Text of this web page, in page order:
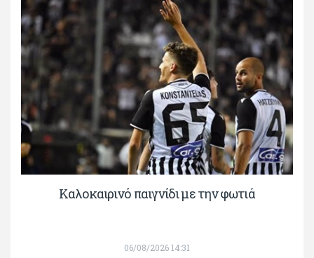
Καλοκαιρινό παιγνίδι με την φωτιά
06/08/2026 14:31